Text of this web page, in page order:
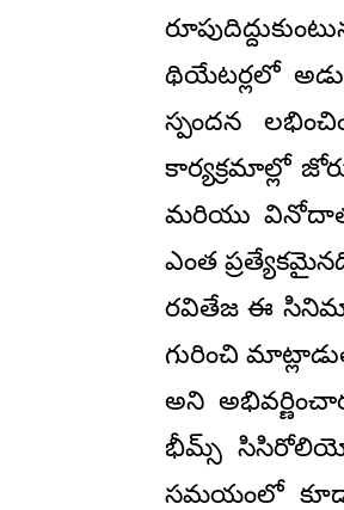
థియేటర్లలో
స్పందన
కార్యక్రమాల్లో
మరియు
ఎంత
రవితేజ ఈ
గురించి
అని
భీమ్స్ సిసిరోలియోపై
సమయంలో కూడా